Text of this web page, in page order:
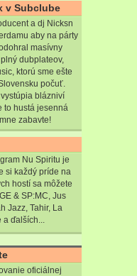
v Subclube
a dj Nicksn
aby na párty
masívny
dubplateov,
ktorú sme ešte
počuť.
blázniví
to hustá jesenná
zabavte!
Nu Spiritu je
si každý príde na
hostí sa môžete
& SP:MC, Jus
Jazz, Tahir, La
a ďalších...
oficiálnej